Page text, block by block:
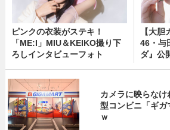
ピンクの衣装がステキ！
「ME:I」MIU＆KEIKO撮り下
ろしインタビューフォト
【大
46・与
ダ』公
カメラに映らな
型コンビニ「ギガ
ｗ